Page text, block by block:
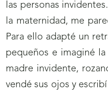
las personas
la maternidad, me
Para ello adapté un
pequeños e imaginé
madre invidente,
vendé sus ojos y